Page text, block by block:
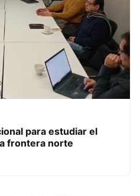
para estudiar el
frontera norte